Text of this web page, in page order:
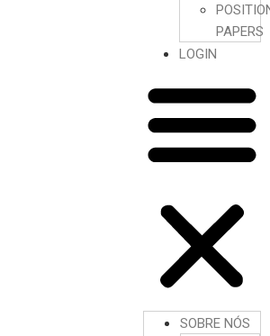
PAPERS
LOGIN
SOBRE NÓS